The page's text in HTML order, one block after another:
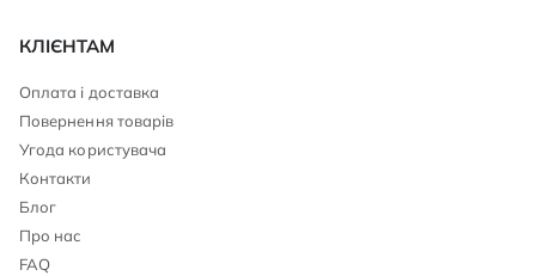
КЛІЄНТАМ
Оплата і доставка
Повернення товарів
Угода користувача
Контакти
Блог
Про нас
FAQ